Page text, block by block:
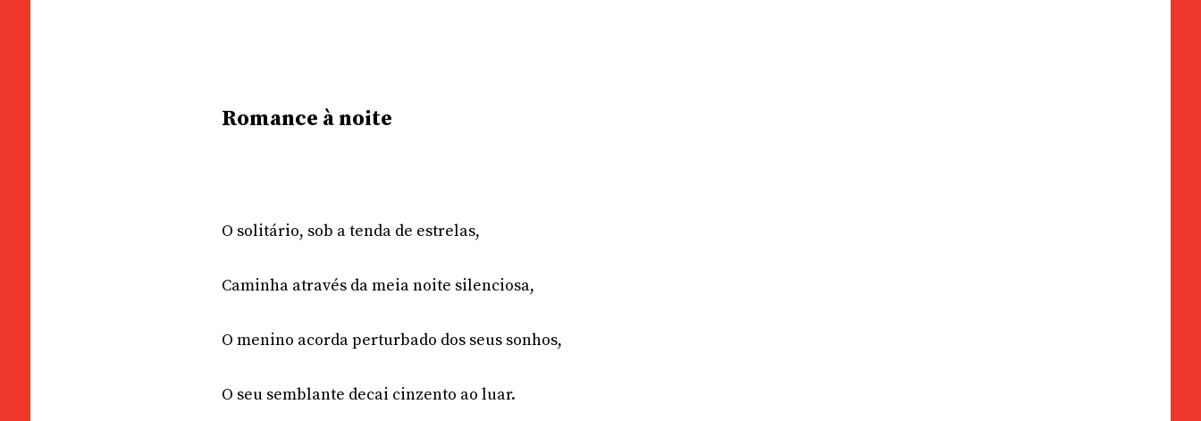
Romance à noite
O solitário, sob a tenda de estrelas,
Caminha através da meia noite silenciosa,
O menino acorda perturbado dos seus sonhos,
O seu semblante decai cinzento ao luar.